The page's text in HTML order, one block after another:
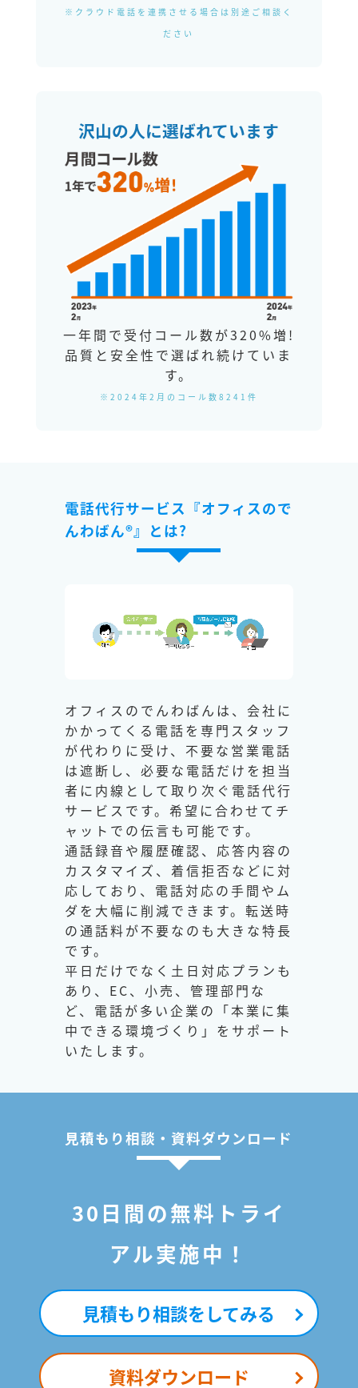
※クラウド電話を連携させる場合は別途ご相談く
ださい
沢山の人に選ばれています
一年間で受付コール数が320%増!
品質と安全性で選ばれ続けていま
す。
※2024年2月のコール数8241件
電話代行サービス『オフィスので
んわばん®』とは?
オフィスのでんわばんは、会社に
かかってくる電話を専門スタッフ
が代わりに受け、不要な営業電話
は遮断し、必要な電話だけを担当
者に内線として取り次ぐ電話代行
サービスです。希望に合わせてチ
ャットでの伝言も可能です。
通話録音や履歴確認、応答内容の
カスタマイズ、着信拒否などに対
応しており、電話対応の手間やム
ダを大幅に削減できます。転送時
の通話料が不要なのも大きな特長
です。
平日だけでなく土日対応プランも
あり、EC、小売、管理部門な
ど、電話が多い企業の「本業に集
中できる環境づくり」をサポート
いたします。
見積もり相談・資料ダウンロード
30日間の無料トライ
アル実施中！
見積もり相談をしてみる
資料ダウンロード